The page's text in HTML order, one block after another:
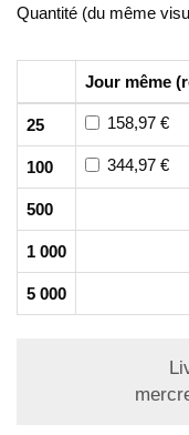
Quantité (du même
Jour même
25 158,97 €
100 344,97 €
500
1 000
5 000